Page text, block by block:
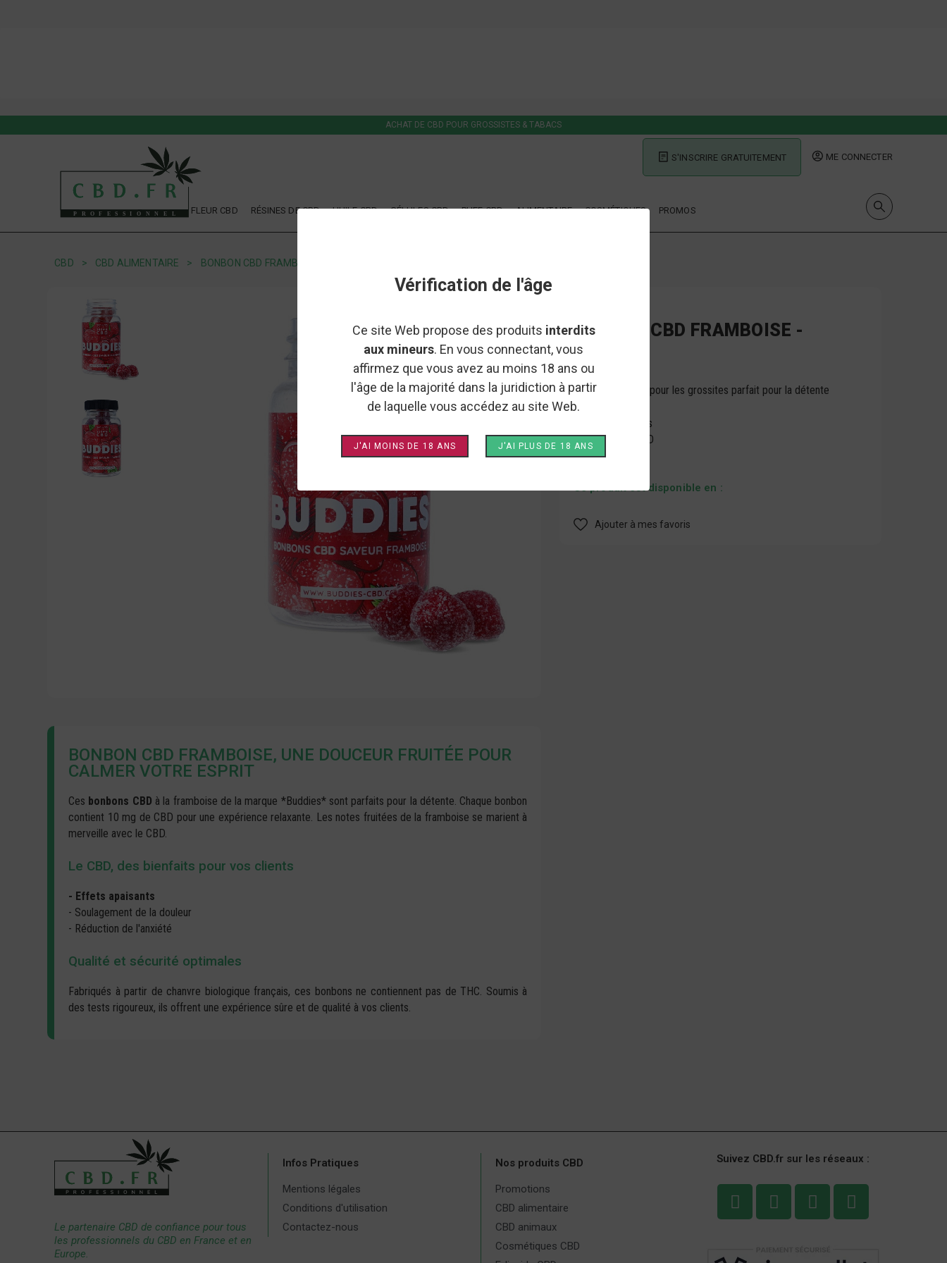
Vérification de l'âge
Ce site Web propose des produits interdits
aux mineurs. En vous connectant, vous
affirmez que vous avez au moins 18 ans ou
l'âge de la majorité dans la juridiction à partir
de laquelle vous accédez au site Web.
J'AI MOINS DE 18 ANS J'AI PLUS DE 18 ANS
ACHAT DE CBD POUR GROSSISTES & TABACS
S'INSCRIRE GRATUITEMENT ME CONNECTER
FLEUR CBD RÉSINES DE CBD HUILE CBD GÉLULES CBD PUFF CBD ALIMENTAIRE COSMÉTIQUES PROMOS
CBD CBD ALIMENTAIRE BONBON CBD FRAMBOISE - BUDDIES
BONBON CBD FRAMBOISE, UNE DOUCEUR FRUITÉE POUR
CALMER VOTRE ESPRIT
Ces bonbons CBD à la framboise de la marque *Buddies* sont parfaits pour la détente. Chaque bonbon
contient 10 mg de CBD pour une expérience relaxante. Les notes fruitées de la framboise se marient à
merveille avec le CBD.
Le CBD, des bienfaits pour vos clients
- Effets apaisants
- Soulagement de la douleur
- Réduction de l'anxiété
Qualité et sécurité optimales
Fabriqués à partir de chanvre biologique français, ces bonbons ne contiennent pas de THC. Soumis à
des tests rigoureux, ils offrent une expérience sûre et de qualité à vos clients.
BONBON CBD FRAMBOISE -
BUDDIES
Bonbons au pour les grossites parfait pour la détente
Notes fruitées
10 mg de CBD
Ce produit est disponible en :
Ajouter à mes favoris
Le partenaire CBD de confiance pour tous
les professionnels du CBD en France et en
Europe.
Infos Pratiques
Mentions légales
Conditions d'utilisation
Contactez-nous
Nos produits CBD
Promotions
CBD alimentaire
CBD animaux
Cosmétiques CBD
Suivez CBD.fr sur les réseaux :